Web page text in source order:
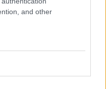
and other
és egy csomó minden